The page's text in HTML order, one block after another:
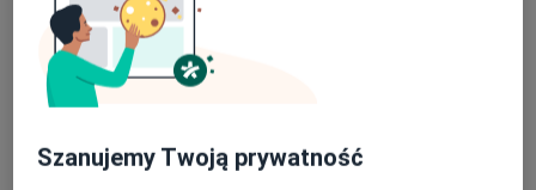
Pacjenci których przyjmuję
Dorośli (Tylko pod niektórymi adresami)
Rodzaje konsultacji
Szanujemy Twoją prywatność